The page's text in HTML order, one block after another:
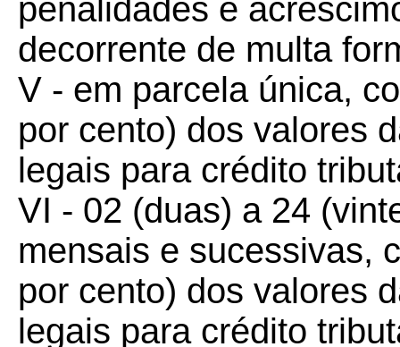
penalidades e
decorrente de multa
V - em parcela única,
por cento) dos valores
legais para crédito
VI - 02 (duas) a 24
mensais e sucessivas,
por cento) dos valores
legais para crédito